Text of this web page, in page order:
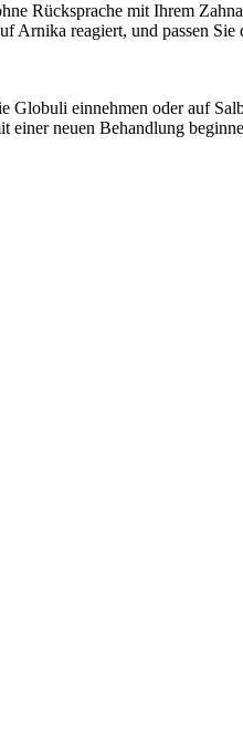
Rücksprache mit Ihrem
reagiert, und passen Sie
einnehmen oder auf
neuen Behandlung